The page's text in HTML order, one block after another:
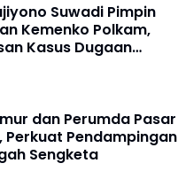
Suwadi Pimpin
Kemenko Polkam,
Kasus Dugaan
Eks Jampidsus FA
dan Perumda Pasar
Perkuat Pendampingan
Sengketa